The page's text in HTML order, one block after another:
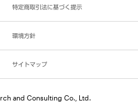
特定商取引法に基づく提示
環境方針
サイトマップ
and Consulting Co., Ltd.